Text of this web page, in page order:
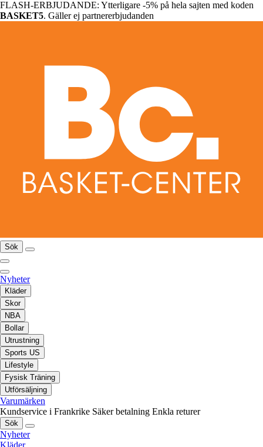
FLASH-ERBJUDANDE: Ytterligare -5% på hela sajten med koden
BASKET5. Gäller ej partnererbjudanden
Sök
Nyheter
Kläder
Skor
NBA
Bollar
Utrustning
Sports US
Lifestyle
Fysisk Träning
Utförsäljning
Varumärken
Kundservice i Frankrike Säker betalning Enkla returer
Sök
Nyheter